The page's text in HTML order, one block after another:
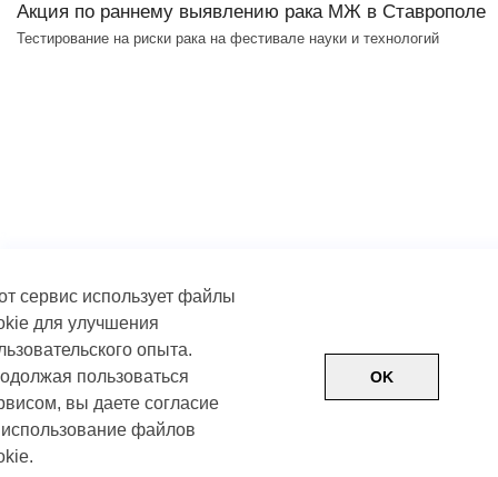
Акция по раннему выявлению рака МЖ в Ставрополе
Тестирование на риски рака на фестивале науки и технологий
Пользовательское соглашение
Условия использования контента
сервис использует файлы
для улучшения
опыта.
пользоваться
вы даете согласие
файлов
OK